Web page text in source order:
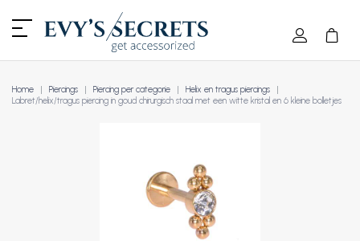
Home Piercings Piercing per categorie
Helix en tragus piercings
Labret/helix/tragus piercing in goud chirurgisch staal met een witte kristal en 6 kleine bolletjes